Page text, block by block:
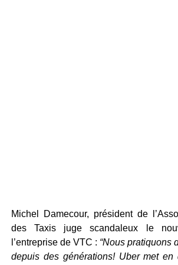
Michel Damecour, président de
des Taxis juge scandaleux le
l’entreprise de VTC : “Nous pratiquons
depuis des générations! Uber met en